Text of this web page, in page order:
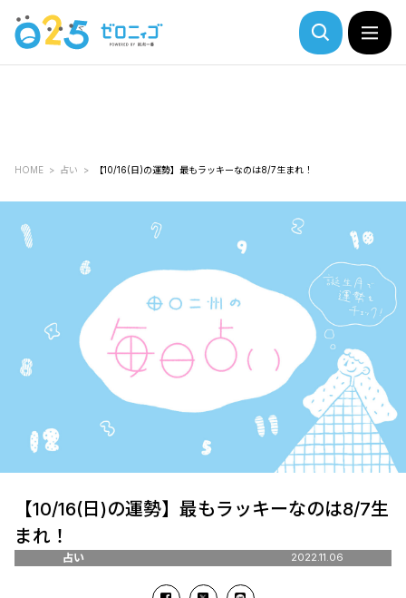
HOME 占い 【10/16(日)の運勢】最もラッキーなのは8/7生まれ！
【10/16(日)の運勢】最もラッキーなのは8/7生
まれ！
占い 2022.11.06